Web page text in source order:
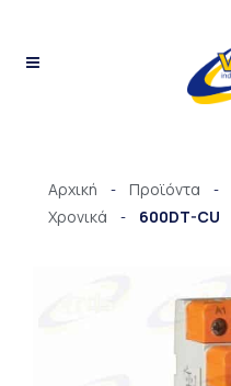
περιεχόμενο
Αρχική - Προϊόντα -
Χρονικά - 600DT-CU